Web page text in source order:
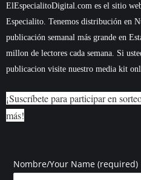
ElEspecialitoDigital.com es el sitio
Especialito. Tenemos distribución en
publicación semanal más grande en
millon de lectores cada semana. Si
publicacion visite nuestro media kit
¡Suscríbete para participar en
más!
Nombre/Your Name (required)